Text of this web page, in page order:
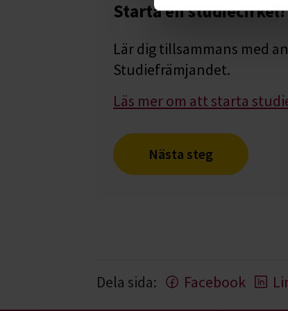
Starta en studiecirkel!
Lär dig tillsammans med
Studiefrämjandet.
Läs mer om att starta
Nästa steg
Dela sida: Facebook